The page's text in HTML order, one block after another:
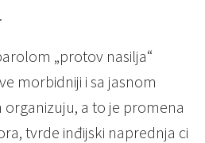
„protov nasilja“
morbidniji i sa jasnom
a to je promena
tvrde inđijski naprednja ci